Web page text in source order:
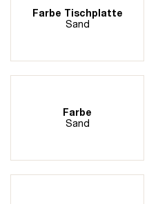
Farbe Tischplatte
Sand
Farbe
Sand